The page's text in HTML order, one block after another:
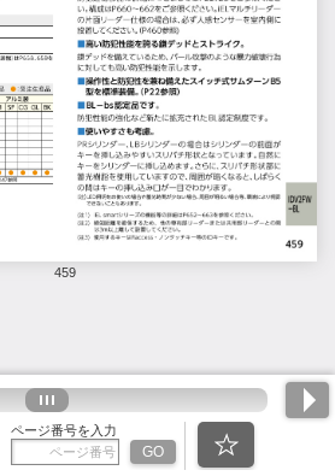
459
ページ番号を入力
GO